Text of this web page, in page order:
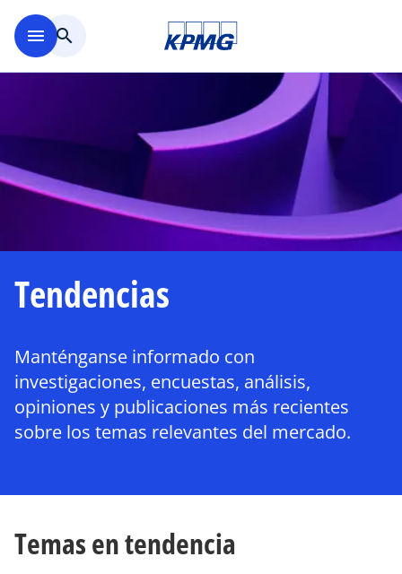
menu search
Tendencias
Manténganse informado con
investigaciones, encuestas, análisis,
opiniones y publicaciones más recientes
sobre los temas relevantes del mercado.
Temas en tendencia